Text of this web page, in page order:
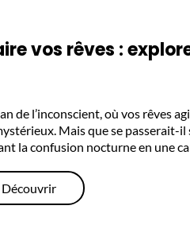
vos rêves :
de l’inconscient, où vos rêves
Mais que se passerait-il
la confusion nocturne en une
Découvrir